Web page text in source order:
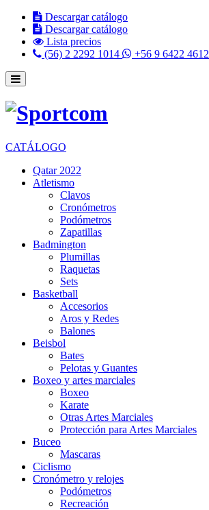
Descargar catálogo
Descargar catálogo
Lista precios
(56) 2 2292 1014
+56 9 6422 4612
CATÁLOGO
Qatar 2022
Atletismo
Clavos
Cronómetros
Podómetros
Zapatillas
Badmington
Plumillas
Raquetas
Sets
Basketball
Accesorios
Aros y Redes
Balones
Beisbol
Bates
Pelotas y Guantes
Boxeo y artes marciales
Boxeo
Karate
Otras Artes Marciales
Protección para Artes Marciales
Buceo
Mascaras
Ciclismo
Cronómetro y relojes
Podómetros
Recreación